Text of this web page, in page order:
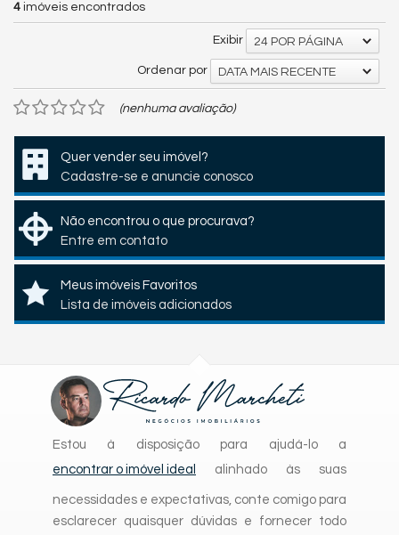
4 imóveis encontrados
Exibir 24 POR PÁGINA
Ordenar por DATA MAIS RECENTE
(nenhuma avaliação)
Quer vender seu imóvel?
Cadastre-se e anuncie conosco
Não encontrou o que procurava?
Entre em contato
Meus imóveis Favoritos
Lista de imóveis adicionados
Estou à disposição para ajudá-lo a
encontrar o imóvel ideal
alinhado às suas
necessidades e expectativas, conte comigo para
esclarecer quaisquer dúvidas e fornecer todo